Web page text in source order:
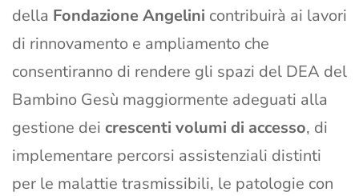
della Fondazione Angelini contribuirà ai lavori
di rinnovamento e ampliamento che
consentiranno di rendere gli spazi del DEA del
Bambino Gesù maggiormente adeguati alla
gestione dei crescenti volumi di accesso, di
implementare percorsi assistenziali distinti
per le malattie trasmissibili, le patologie con